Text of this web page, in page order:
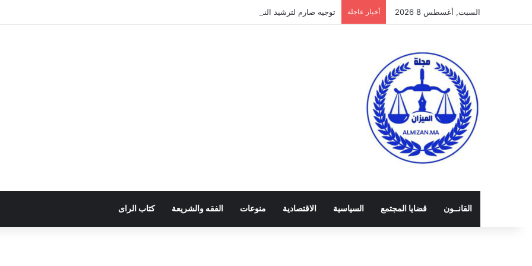
السبت, أغسطس 8 2026 أخبار عاجلة توجيه صارم لترشيد النفقات وتعزيز موارد الدولة يسِم إعداد ميزانية 2027
القانــون قضايا المجتمع السياسية الاقتصادية منوعات الفقه والشريعة كتاب الراى